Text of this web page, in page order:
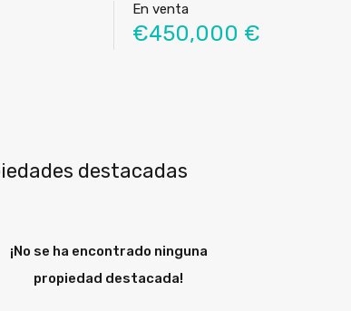
En venta
€450,000 €
destacadas
¡No se ha encontrado ninguna
propiedad destacada!